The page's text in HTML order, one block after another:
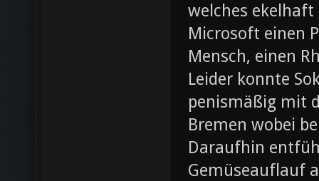
welches
Microsoft einen
Mensch, einen
Leider konnte
penismäßig mit
Bremen wobei
Daraufhin
Gemüseauflauf